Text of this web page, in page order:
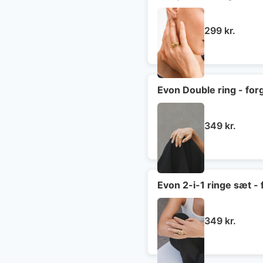
299 kr.
Evon Double ring -
349 kr.
Evon 2-i-1 ringe sæt -
349 kr.